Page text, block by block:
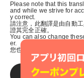
会社概要
Please note that this
and while we strive for
y correct.
請注意，此翻譯是由自動
證其完全正確。
You can also change
er.
您也可以使用左上角的選單